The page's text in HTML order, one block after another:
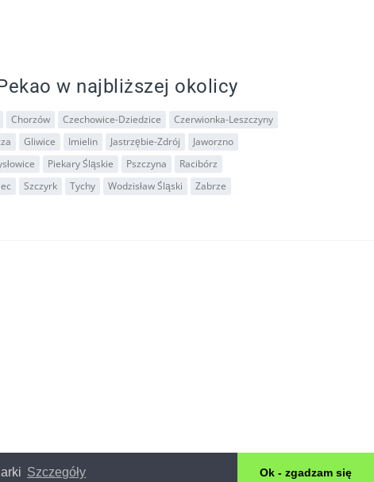
Szczegóły Ok - zgadzam się
w najbliższej okolicy
Chorzów Czechowice-Dziedzice
Czerwionka-Leszczyny
Gliwice Imielin Jastrzębie-Zdrój
Jaworzno
Piekary Śląskie Pszczyna
Racibórz
Szczyrk Tychy Wodzisław Śląski
Zabrze